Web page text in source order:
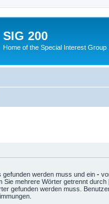
SIG 200
Home of the Special Interest Group
gefunden werden muss und ein -
Sie mehrere Wörter getrennt durch
gefunden werden muss.